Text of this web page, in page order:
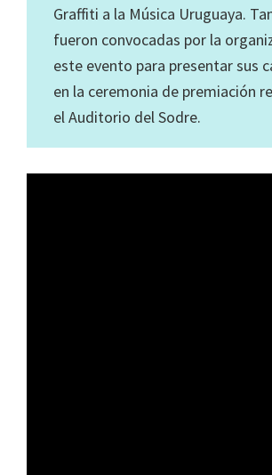
Graffiti a la Música Uruguaya.
fueron convocadas por la
este evento para presentar sus
en la ceremonia de premiación
el Auditorio del Sodre.